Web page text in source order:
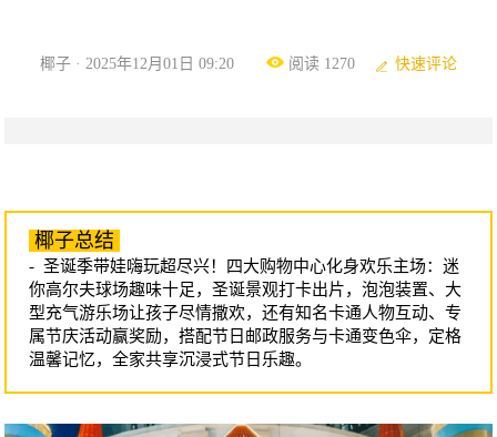
椰子 · 2025年12月01日 09:20 阅读 1270 快速评论
椰子总结
- 圣诞季带娃嗨玩超尽兴！四大购物中心化身欢乐主场：迷
你高尔夫球场趣味十足，圣诞景观打卡出片，泡泡装置、大
型充气游乐场让孩子尽情撒欢，还有知名卡通人物互动、专
属节庆活动赢奖励，搭配节日邮政服务与卡通变色伞，定格
温馨记忆，全家共享沉浸式节日乐趣。